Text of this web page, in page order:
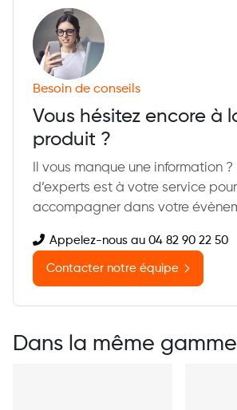
Besoin de conseils
Vous hésitez encore à
produit ?
Il vous manque une information
d’experts est à votre service
accompagner dans votre
Appelez-nous au 04 82 90 22 50
Contacter notre équipe
Dans la même gamme